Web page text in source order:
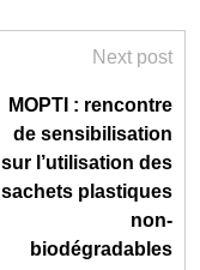
Next post
MOPTI : rencontre
de sensibilisation
sur l’utilisation des
sachets plastiques
non-
biodégradables